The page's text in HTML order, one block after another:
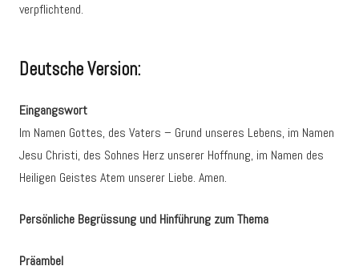
verpflichtend.
Deutsche Version:
Eingangswort
Im Namen Gottes, des Vaters – Grund unseres Lebens, im Namen
Jesu Christi, des Sohnes Herz unserer Hoffnung, im Namen des
Heiligen Geistes Atem unserer Liebe. Amen.
Persönliche Begrüssung und Hinführung zum Thema
Präambel